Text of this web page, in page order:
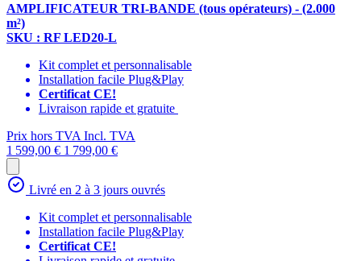
AMPLIFICATEUR TRI-BANDE (tous opérateurs) - (2.000
m²)
SKU : RF LED20-L
Kit complet et personnalisable
Installation facile Plug&Play
Certificat CE!
Livraison rapide et gratuite
Prix hors TVAIncl. TVA
1 599,00 € 1 799,00 €
Livré en 2 à 3 jours ouvrés
Kit complet et personnalisable
Installation facile Plug&Play
Certificat CE!